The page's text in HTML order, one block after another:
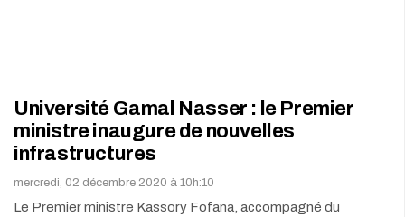
Université Gamal Nasser : le Premier
ministre inaugure de nouvelles
infrastructures
mercredi, 02 décembre 2020 à 10h:10
Le Premier ministre Kassory Fofana, accompagné du